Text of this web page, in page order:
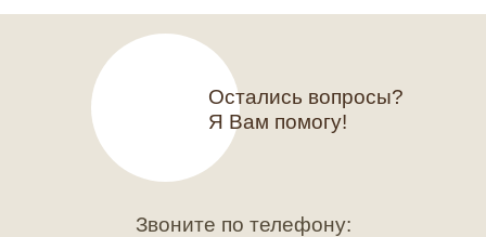
Остались вопросы?
Я Вам помогу!
Звоните по телефону: